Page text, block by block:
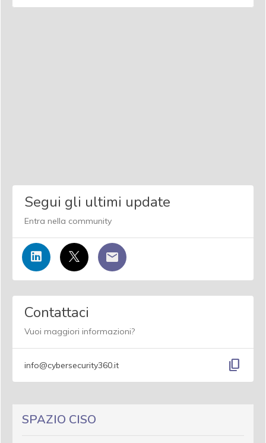
Segui gli ultimi update
Entra nella community
Contattaci
Vuoi maggiori informazioni?
info@cybersecurity360.it content_copy
SPAZIO CISO